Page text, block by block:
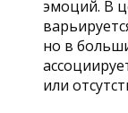
эмоций. В
но в
или